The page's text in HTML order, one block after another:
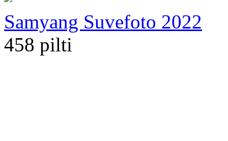
Samyang Suvefoto 2022
458 pilti